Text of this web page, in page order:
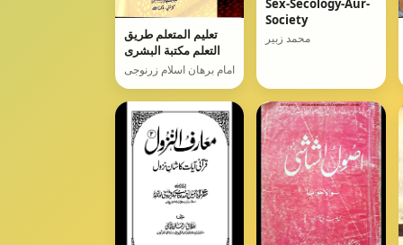
تعليم المتعلم طريق
التعلم مكتبة البشرى
امام برھان اسلام زرنوجی
Sex-Secology-Aur-
Society
محمد زبیر